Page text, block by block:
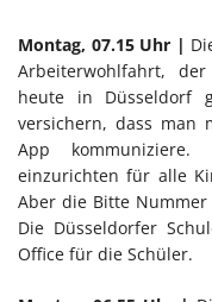
Montag, 07.15 Uhr |
Arbeiterwohlfahrt,
heute in Düsseldorf
versichern, dass man
App
einzurichten für alle
Aber die Bitte
Die Düsseldorfer
Office für die Schüler.